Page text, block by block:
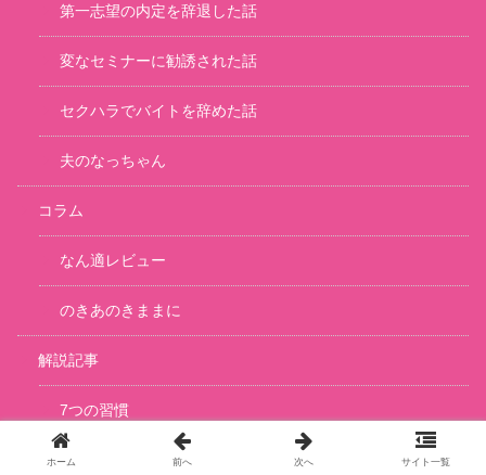
第一志望の内定を辞退した話
変なセミナーに勧誘された話
セクハラでバイトを辞めた話
夫のなっちゃん
コラム
なん適レビュー
のきあのきままに
解説記事
7つの習慣
ホーム 前へ 次へ サイト一覧